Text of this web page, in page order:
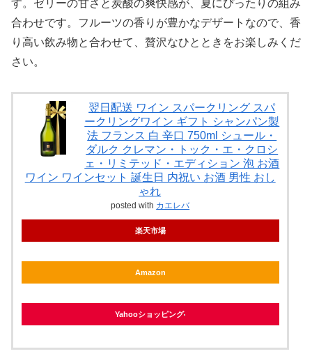
す。ゼリーの甘さと炭酸の爽快感が、夏にぴったりの組み
合わせです。フルーツの香りが豊かなデザートなので、香
り高い飲み物と合わせて、贅沢なひとときをお楽しみくだ
さい。
翌日配送 ワイン スパークリング スパ
ークリングワイン ギフト シャンパン製
法 フランス 白 辛口 750ml シュール・
ダルク クレマン・トック・エ・クロシ
ェ・リミテッド・エディション 泡 お酒
ワイン ワインセット 誕生日 内祝い お酒 男性 おし
ゃれ
posted with カエレバ
楽天市場
Amazon
Yahooショッピング